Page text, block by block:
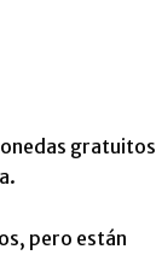
gratuitos
pero están